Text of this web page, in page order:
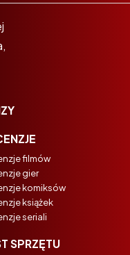
filmów
gier
komiksów
książek
seriali
SPRZĘTU